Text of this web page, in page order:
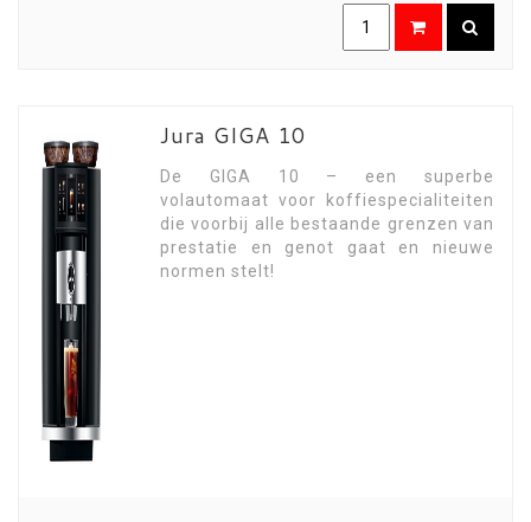
Jura GIGA 10
De GIGA 10 – een superbe
volautomaat voor koffiespecialiteiten
die voorbij alle bestaande grenzen van
prestatie en genot gaat en nieuwe
normen stelt!